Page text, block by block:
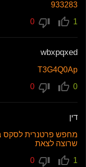
933283
1
wbxpqxed
T3G4Q0Ap
0
דין
שרוצה לצאת
1